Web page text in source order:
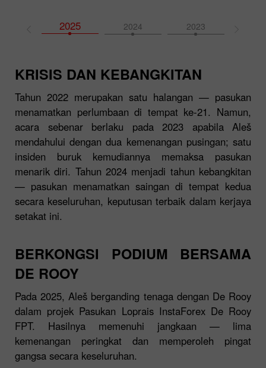
2025 2024 2023
KRISIS DAN KEBANGKITAN
Tahun 2022 merupakan satu halangan — pasukan
menamatkan perlumbaan di tempat ke-21. Namun,
acara sebenar berlaku pada 2023 apabila Aleš
mendahului dengan dua kemenangan pusingan; satu
insiden buruk kemudiannya memaksa pasukan
menarik diri. Tahun 2024 menjadi tahun kebangkitan
— pasukan menamatkan saingan di tempat kedua
secara keseluruhan, keputusan terbaik dalam kerjaya
setakat ini.
BERKONGSI PODIUM BERSAMA
DE ROOY
Pada 2025, Aleš berganding tenaga dengan De Rooy
dalam projek Pasukan Loprais InstaForex De Rooy
FPT. Hasilnya memenuhi jangkaan — lima
kemenangan peringkat dan memperoleh pingat
gangsa secara keseluruhan.